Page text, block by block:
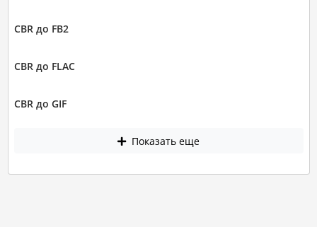
CBR до FB2
CBR до FLAC
CBR до GIF
Показать еще